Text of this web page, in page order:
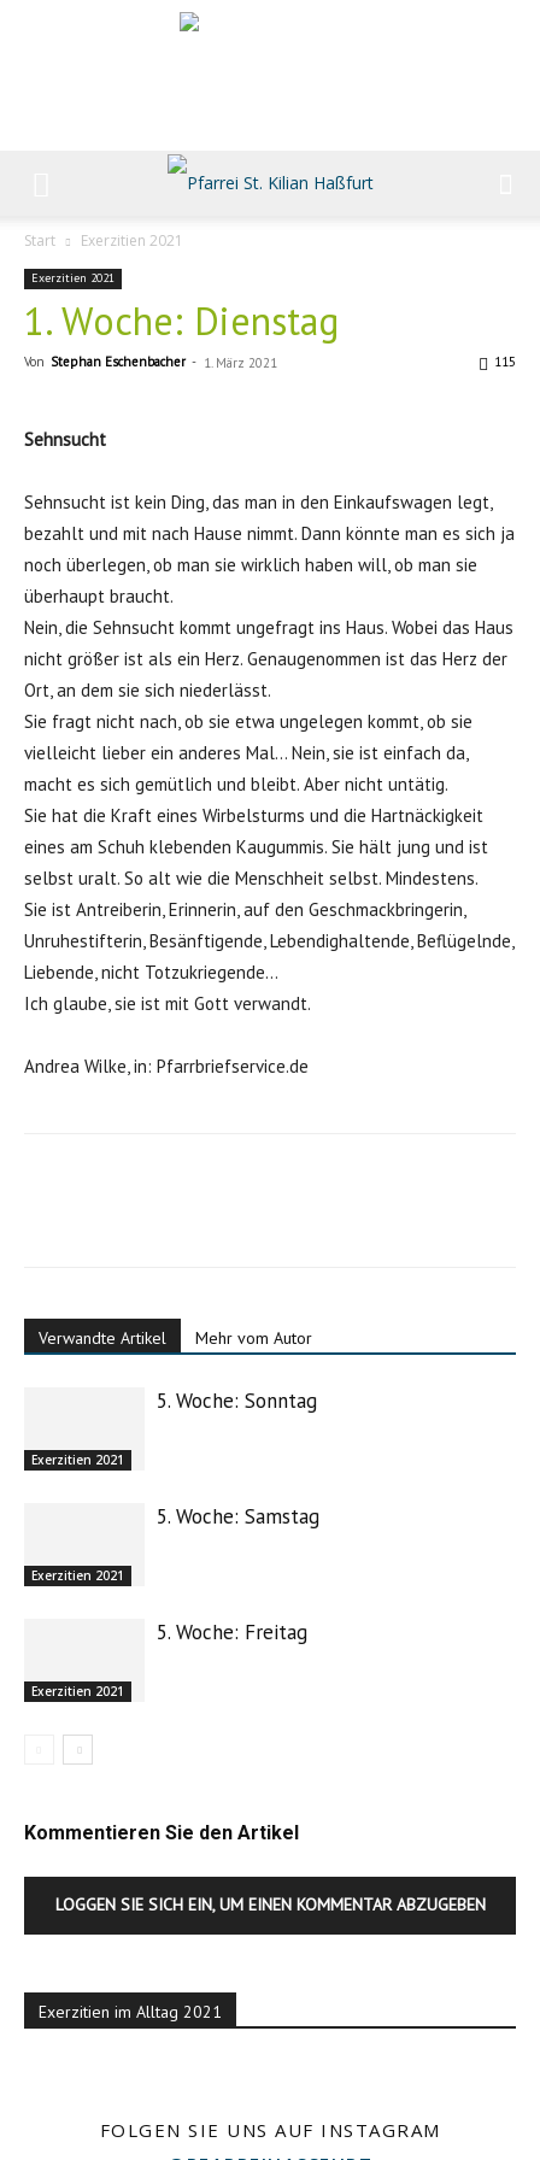
Start Exerzitien 2021
Exerzitien 2021
1. Woche: Dienstag
Von Stephan Eschenbacher - 1. März 2021 115
Sehnsucht
Sehnsucht ist kein Ding, das man in den Einkaufswagen legt,
bezahlt und mit nach Hause nimmt. Dann könnte man es sich ja
noch überlegen, ob man sie wirklich haben will, ob man sie
überhaupt braucht.
Nein, die Sehnsucht kommt ungefragt ins Haus. Wobei das Haus
nicht größer ist als ein Herz. Genaugenommen ist das Herz der
Ort, an dem sie sich niederlässt.
Sie fragt nicht nach, ob sie etwa ungelegen kommt, ob sie
vielleicht lieber ein anderes Mal… Nein, sie ist einfach da,
macht es sich gemütlich und bleibt. Aber nicht untätig.
Sie hat die Kraft eines Wirbelsturms und die Hartnäckigkeit
eines am Schuh klebenden Kaugummis. Sie hält jung und ist
selbst uralt. So alt wie die Menschheit selbst. Mindestens.
Sie ist Antreiberin, Erinnerin, auf den Geschmackbringerin,
Unruhestifterin, Besänftigende, Lebendighaltende, Beflügelnde,
Liebende, nicht Totzukriegende…
Ich glaube, sie ist mit Gott verwandt.
Andrea Wilke, in: Pfarrbriefservice.de
Verwandte Artikel Mehr vom Autor
Exerzitien 2021
5. Woche: Sonntag
Exerzitien 2021
5. Woche: Samstag
Exerzitien 2021
5. Woche: Freitag
Kommentieren Sie den Artikel
LOGGEN SIE SICH EIN, UM EINEN KOMMENTAR ABZUGEBEN
Exerzitien im Alltag 2021
FOLGEN SIE UNS AUF INSTAGRAM